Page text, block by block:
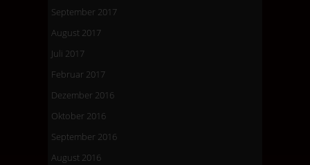
September 2017
August 2017
Juli 2017
Februar 2017
Dezember 2016
Oktober 2016
September 2016
August 2016